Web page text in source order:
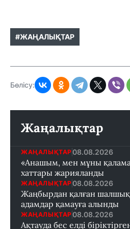
#ЖАҢАЛЫҚТАР
Бөлісу:
Жаңалықтар
ЖАҢАЛЫҚТАР 08.08.2026
«Анашым, мен мұны
хаттары жарияланды
ЖАҢАЛЫҚТАР 08.08.2026
Жаңбырдан қалған
адамдар қамауға алынды
ЖАҢАЛЫҚТАР 08.08.2026
Ақтауда бес елді